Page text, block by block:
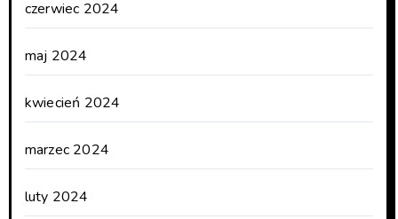
czerwiec 2024
maj 2024
kwiecień 2024
marzec 2024
luty 2024